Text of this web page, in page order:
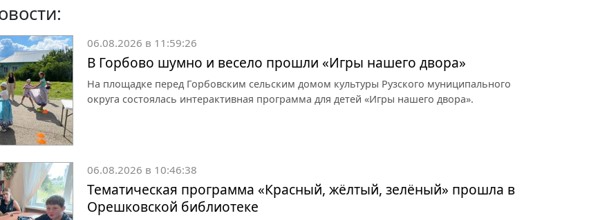
06.08.2026 в 11:59:26
В Горбово шумно и весело прошли «Игры нашего двора»
На площадке перед Горбовским сельским домом культуры Рузского муниципального
округа состоялась интерактивная программа для детей «Игры нашего двора».
06.08.2026 в 10:46:38
Тематическая программа «Красный, жёлтый, зелёный» прошла в
Орешковской библиотеке